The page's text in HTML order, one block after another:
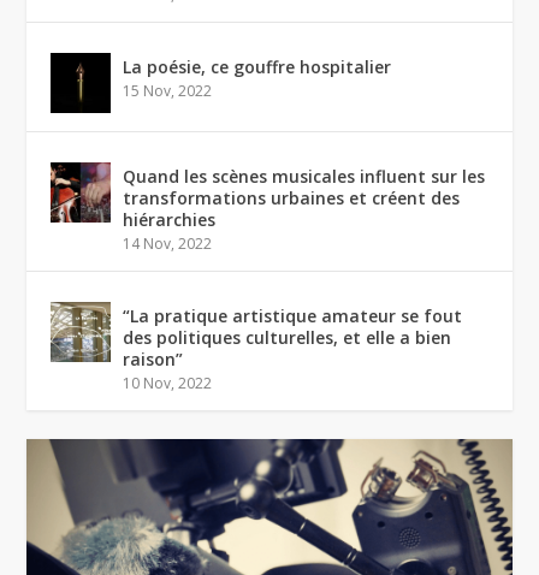
La poésie, ce gouffre hospitalier
15 Nov, 2022
Quand les scènes musicales influent sur les
transformations urbaines et créent des
hiérarchies
14 Nov, 2022
“La pratique artistique amateur se fout
des politiques culturelles, et elle a bien
raison”
10 Nov, 2022